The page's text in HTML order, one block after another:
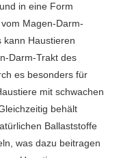
in eine Form
Magen-Darm-
kann Haustieren
Darm-Trakt des
es besonders für
mit schwachen
behält
Ballaststoffe
was dazu beitragen